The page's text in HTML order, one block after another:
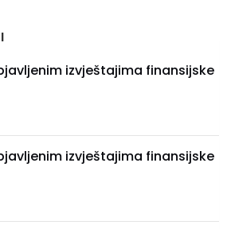
izvještajima finansijske
izvještajima finansijske